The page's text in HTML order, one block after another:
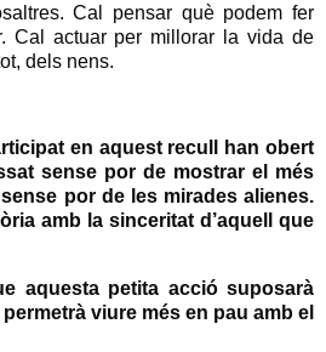
Cal pensar què podem fer
Cal actuar per millorar la vida de
dels nens.
en aquest recull han obert
sense por de mostrar el més
por de les mirades alienes.
amb la sinceritat d’aquell que
aquesta petita acció suposarà
viure més en pau amb el